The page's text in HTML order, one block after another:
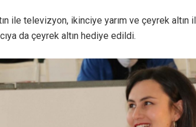
ile televizyon, ikinciye yarım ve çeyrek altın
da çeyrek altın hediye edildi.